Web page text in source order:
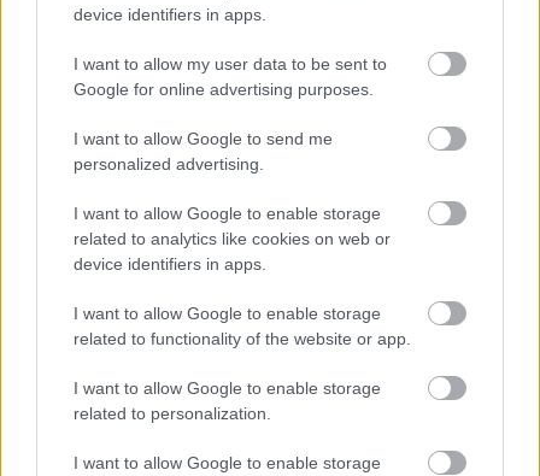
device identifiers in apps.
I want to allow my user data to be sent to
Google for online advertising purposes.
I want to allow Google to send me
personalized advertising.
I want to allow Google to enable storage
related to analytics like cookies on web or
device identifiers in apps.
I want to allow Google to enable storage
related to functionality of the website or app.
I want to allow Google to enable storage
related to personalization.
I want to allow Google to enable storage
Történelmi táj, amelynek minden köve
M1 bővítés: már zajlik a teljesen új
Bicske Kelet csomópont építése
HÍRLEVÉL